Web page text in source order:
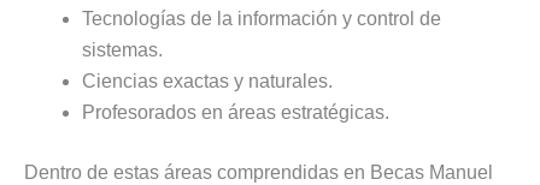
Tecnologías de la información y control de
sistemas.
Ciencias exactas y naturales.
Profesorados en áreas estratégicas.
Dentro de estas áreas comprendidas en Becas Manuel